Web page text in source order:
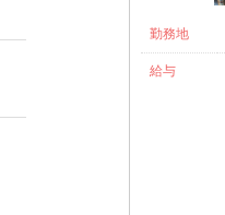
勤務地
給与